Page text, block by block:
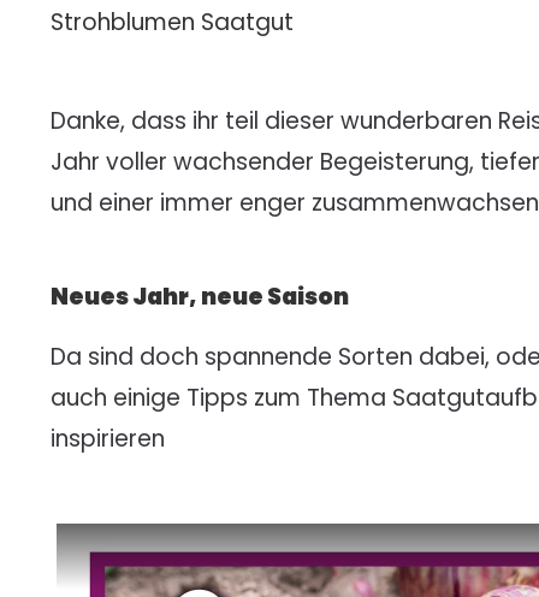
Strohblumen Saatgut
Danke, dass ihr teil dieser wunderbaren
Jahr voller wachsender Begeisterung,
und einer immer enger
Neues Jahr, neue Saison
Da sind doch spannende Sorten dabei,
auch einige Tipps zum Thema
inspirieren